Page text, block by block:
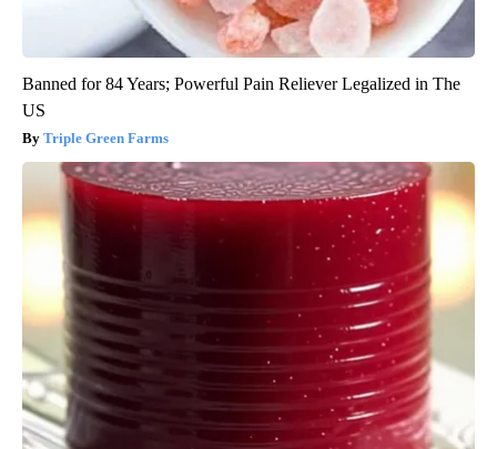
Banned for 84 Years; Powerful Pain Reliever Legalized in The
US
Triple Green Farms